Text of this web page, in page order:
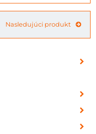
Nasledujúci produkt